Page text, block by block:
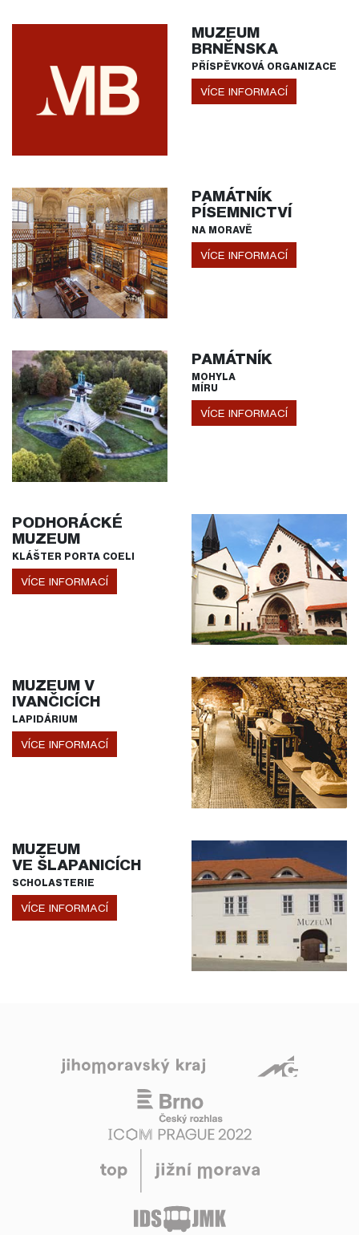
MUZEUM
BRNĚNSKA
PŘÍSPĚVKOVÁ ORGANIZACE
VÍCE INFORMACÍ
PAMÁTNÍK
PÍSEMNICTVÍ
NA MORAVĚ
VÍCE INFORMACÍ
PAMÁTNÍK
MOHYLA
MÍRU
VÍCE INFORMACÍ
PODHORÁCKÉ
MUZEUM
KLÁŠTER PORTA COELI
VÍCE INFORMACÍ
MUZEUM V
IVANČICÍCH
LAPIDÁRIUM
VÍCE INFORMACÍ
MUZEUM
VE ŠLAPANICÍCH
SCHOLASTERIE
VÍCE INFORMACÍ